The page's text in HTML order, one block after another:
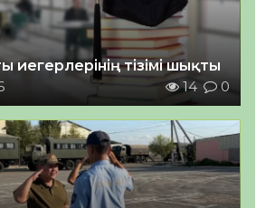
иегерлерінің тізімі шықты
14 0